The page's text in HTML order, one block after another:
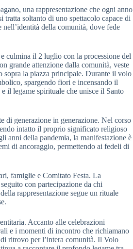
una rappresentazione che ogni anno
tratta soltanto di uno spettacolo capace di
della comunità, dove fede
culmina il 2 luglio con la processione del
grande attenzione dalla comunità, veste
sopra la piazza principale. Durante il volo
spargendo fiori e incensando il
il legame spirituale che unisce il Santo
di generazione in generazione. Nel corso
intatto il proprio significato religioso
anni della pandemia, la manifestazione è
di ancoraggio, permettendo ai fedeli di
famiglie e Comitato Festa. La
con partecipazione da chi
rappresentazione segue un rituale
Accanto alle celebrazioni
e i momenti di incontro che richiamano
ritrovo per l’intera comunità. Il Volo